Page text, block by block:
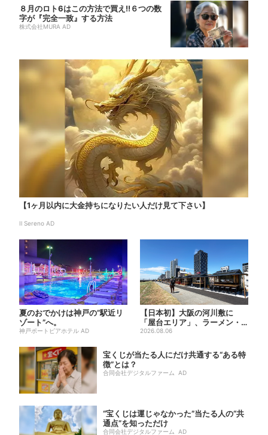
８月のロト6はこの方法で買え!!６つの数
字が『完全一致』する方法
株式会社MURA AD
【1ヶ月以内に大金持ちになりたい人だけ見て下さい】
Il Sereno AD
夏のおでかけは神戸の”駅近リ
ゾート”へ。
神戸ポートピアホテル AD
【日本初】大阪の河川敷に
「屋台エリア」、ラーメン・
焼肉・しゃぶしゃぶ・カフェ
2026.08.06
宝くじが当たる人にだけ共通する“ある特
徴”とは？
合同会社デジタルファーム AD
“宝くじは運じゃなかった”当たる人の“共
通点”を知っただけ
合同会社デジタルファーム AD